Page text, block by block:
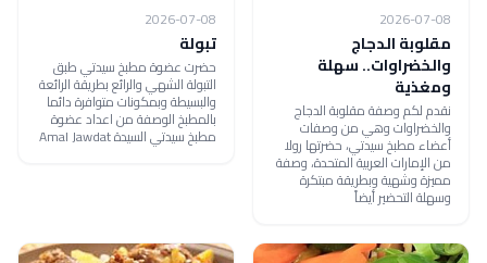
2026-07-08
مقلوبة الدجاج
والخضراوات.. سهلة
ومغذية
نقدم لكم وصفة مقلوبة الدجاج
والخضراوات وهي من وصفات
أعضاء مطبخ سيدتي، حضرتها رولا
من الإمارات العربية المتحدة، وصفة
مميزة وشهية وبطريقة مبتكرة
وسهلة التحضير أيضاً
2026-07-08
تبولة
حضرت عضوة مطبخ سيدتي طبق
التبولة الشهي والرائع بطريقة الرائعة
والبسيطة وبمكونات متوافرة دائما
بالمطبخ الوصفة من اعداد عضوة
مطبخ سيدتي السيدة Amal Jawdat